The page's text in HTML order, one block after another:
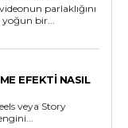
parlaklığını
bir...
EFEKTI NASIL
veya Story